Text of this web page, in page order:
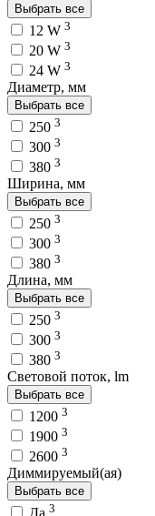
Выбрать все
12 W 3
20 W 3
24 W 3
Диаметр, мм
Выбрать все
250 3
300 3
380 3
Ширина, мм
Выбрать все
250 3
300 3
380 3
Длина, мм
Выбрать все
250 3
300 3
380 3
Световой поток, lm
Выбрать все
1200 3
1900 3
2600 3
Диммируемый(ая)
Выбрать все
Да 3